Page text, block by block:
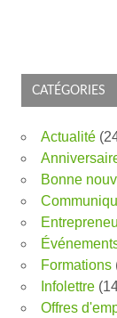
CATÉGORIES
Actualité
Bonne
Formations
Infolettre
Offres